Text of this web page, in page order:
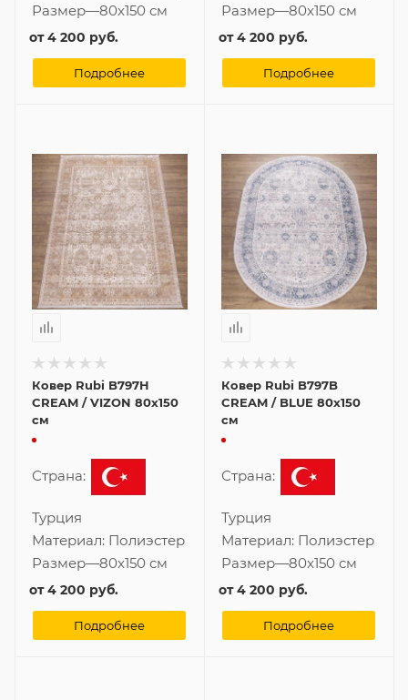
Размер—80x150 см
от4 200 руб.
Подробнее
Размер—80x150 см
от4 200 руб.
Подробнее
Ковер Rubi B797H
CREAM / VIZON 80x150
см
Страна:
Турция
Материал: Полиэстер
Размер—80x150 см
от4 200 руб.
Подробнее
Ковер Rubi B797B
CREAM / BLUE 80x150
см
Страна:
Турция
Материал: Полиэстер
Размер—80x150 см
от4 200 руб.
Подробнее